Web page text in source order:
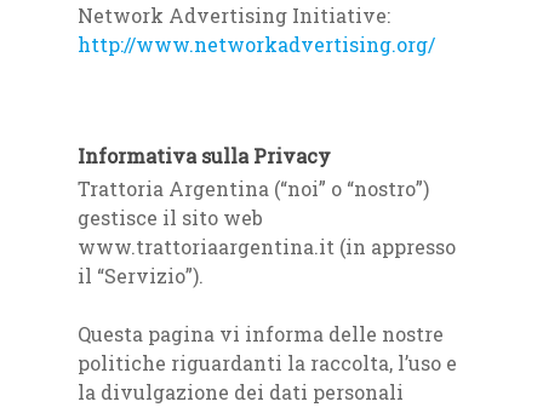
Network Advertising Initiative:
http://www.networkadvertising.org/
Informativa sulla Privacy
Trattoria Argentina (“noi” o “nostro”)
gestisce il sito web
www.trattoriaargentina.it (in appresso
il “Servizio”).
Questa pagina vi informa delle nostre
politiche riguardanti la raccolta, l’uso e
la divulgazione dei dati personali